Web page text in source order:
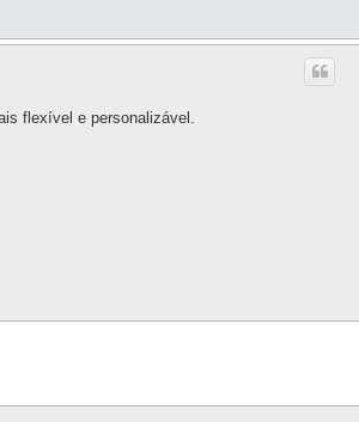
flexível e personalizável.